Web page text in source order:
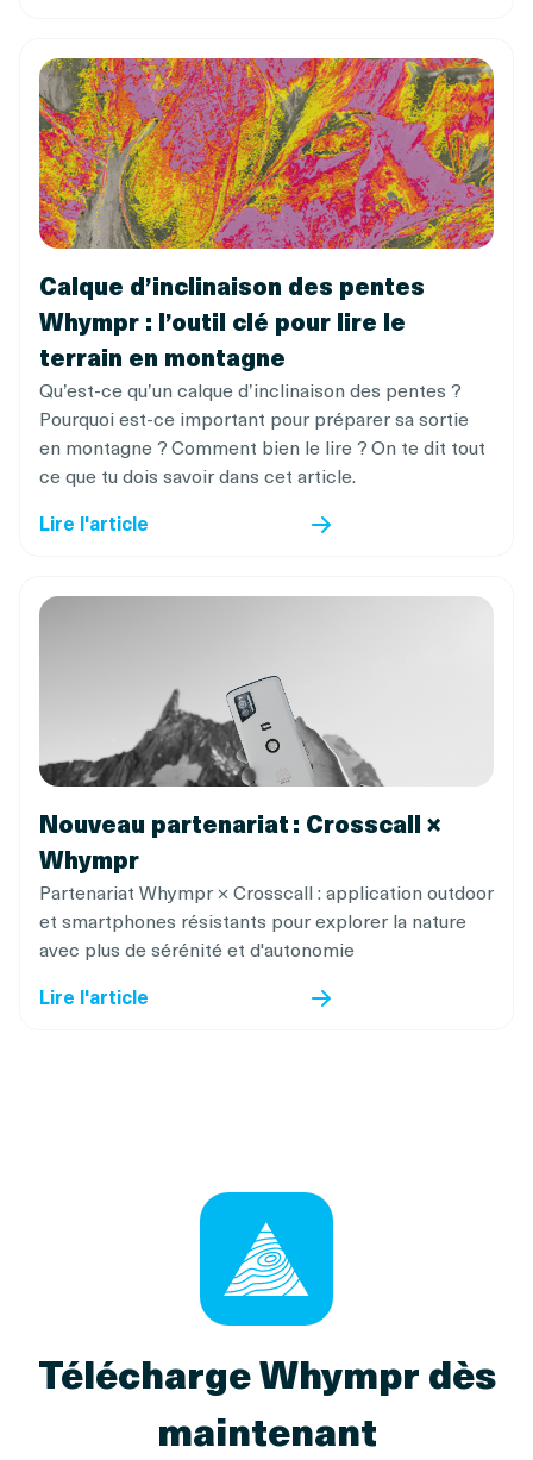
Calque d’inclinaison des pentes
Whympr : l’outil clé pour lire le
terrain en montagne
Qu’est-ce qu’un calque d’inclinaison des pentes ?
Pourquoi est-ce important pour préparer sa sortie
en montagne ? Comment bien le lire ? On te dit tout
ce que tu dois savoir dans cet article.
Lire l'article
Nouveau partenariat : Crosscall ×
Whympr
Partenariat Whympr × Crosscall : application outdoor
et smartphones résistants pour explorer la nature
avec plus de sérénité et d'autonomie
Lire l'article
Télécharge Whympr dès
maintenant